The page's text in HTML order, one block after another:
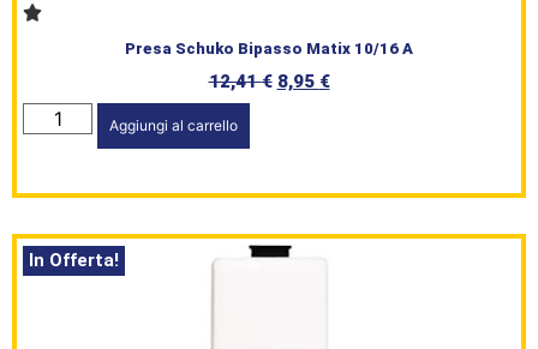
Presa Schuko Bipasso Matix 10/16 A
12,41€ 8,95 €
Aggiungi al carrello
In Offerta!